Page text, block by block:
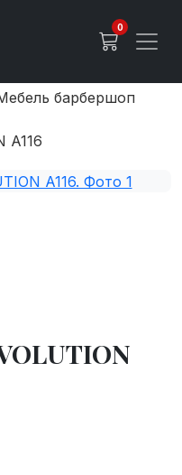
0
барбершоп
A116